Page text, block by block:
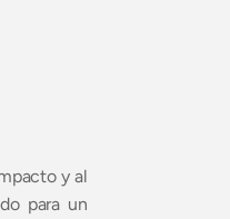
y al
para un